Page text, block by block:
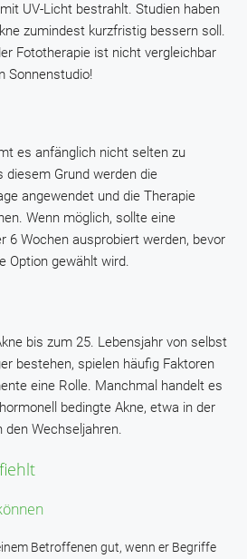
UV-Licht bestrahlt. Studien haben
zumindest kurzfristig bessern soll.
Fototherapie ist nicht vergleichbar
Sonnenstudio!
es anfänglich nicht selten zu
diesem Grund werden die
angewendet und die Therapie
Wenn möglich, sollte eine
6 Wochen ausprobiert werden, bevor
Option gewählt wird.
bis zum 25. Lebensjahr von selbst
bestehen, spielen häufig Faktoren
eine Rolle. Manchmal handelt es
bedingte Akne, etwa in der
Wechseljahren.
Betroffenen gut, wenn er Begriffe